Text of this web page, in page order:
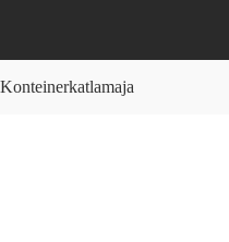
Konteinerkatlamaja